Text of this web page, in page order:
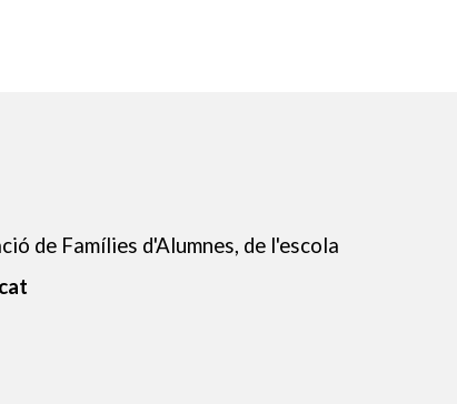
de Famílies d'Alumnes, de l'escola